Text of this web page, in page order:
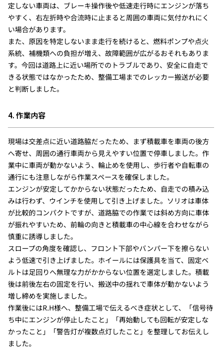
定しない車両は、ブレーキ操作後や低速走行時にエンジンが落ち
やすく、右左折時や合流時に止まると周囲の車両に気付かれにく
い場合があります。
また、原因を特定しないまま走行を続けると、燃料ポンプや点火
系統、補機類への負担が増え、故障範囲が広がるおそれもありま
す。今回は道路上に近い場所でのトラブルであり、安全に自走で
きる状態ではなかったため、整備工場までのレッカー搬送が必要
と判断しました。
4. 作業内容
現場は交差点に近い道路脇だったため、まず積載車を車両の後方
へ寄せ、周囲の通行車両から見えやすい位置で停車しました。作
業中に車両が動かないよう、輪止めを使用し、歩行者や自転車の
通行にも注意しながら作業スペースを確保しました。
エンジンが安定してかからない状態だったため、自走での積み込
みは行わず、ウインチを使用して引き上げました。ソリオは車体
が比較的コンパクトですが、道路脇での作業では斜め方向に車体
が振れやすいため、前輪の向きと積載車の中心線を合わせながら
慎重に誘導しました。
スロープの角度を確認し、フロント下部やバンパー下を擦らない
よう低速で引き上げました。ホイールには保護具を当て、固定ベ
ルトは足回りへ無理な力がかからない位置を選定しました。積載
後は前後左右の固定を行い、搬送中の揺れで車体が動かないよう
増し締めを実施しました。
作業後にはR.H様へ、整備工場で伝えるべき症状として、「信号待
ち中にエンジンが停止したこと」「再始動しても回転が安定しな
かったこと」「警告灯が複数点灯したこと」を整理してお伝えし
ました。